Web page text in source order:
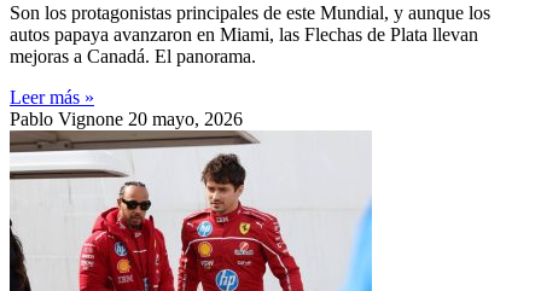
Son los protagonistas principales de este Mundial, y aunque los
autos papaya avanzaron en Miami, las Flechas de Plata llevan
mejoras a Canadá. El panorama.
Leer más »
Pablo Vignone 20 mayo, 2026